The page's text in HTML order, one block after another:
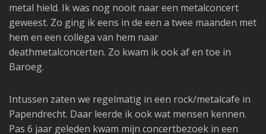
metal hield. Ik was nog nooit naar een metalconcert
geweest. Zo ging ik eens in de een a twee maanden met
hem en een collega van hem naar
deathmetalconcerten. Zo kwam ik ook af en toe in
Baroeg.
Intussen zaten we regelmatig in een rock/metalcafe in
Papendrecht. Daar leerde ik ook wat mensen kennen.
Pas 6 jaar geleden kwam mijn concertbezoek in een